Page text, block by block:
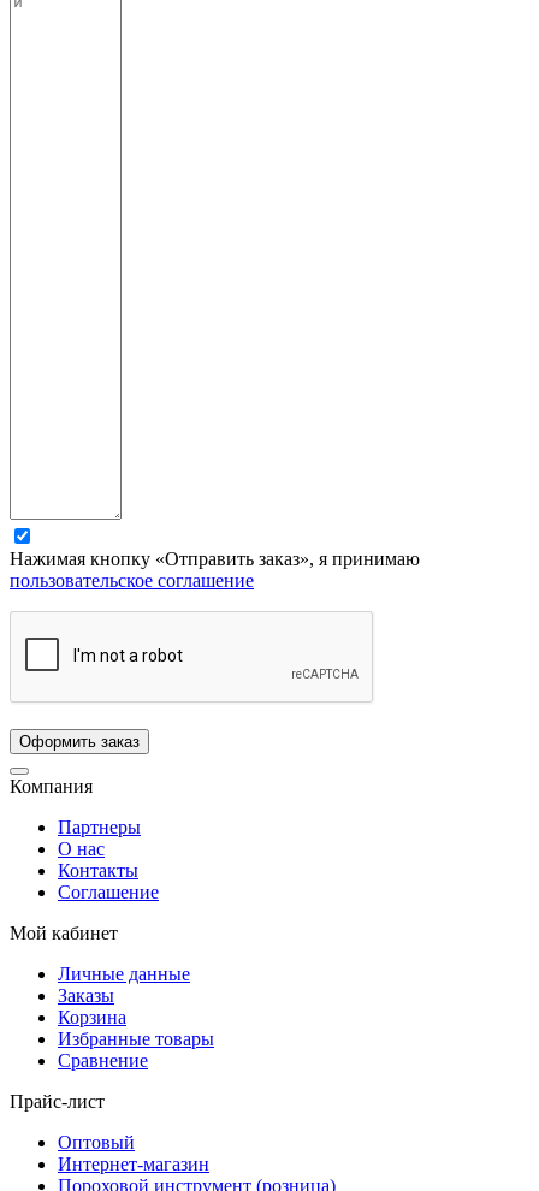
Нажимая кнопку «Отправить заказ», я принимаю
пользовательское соглашение
Компания
Партнеры
О нас
Контакты
Соглашение
Мой кабинет
Личные данные
Заказы
Корзина
Избранные товары
Сравнение
Прайс-лист
Оптовый
Интернет-магазин
Пороховой инструмент (розница)